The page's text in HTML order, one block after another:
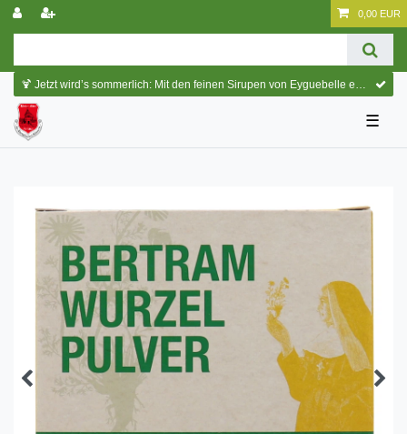
0,00 EUR
🍹 Jetzt wird’s sommerlich: Mit den feinen Sirupen von Eyguebelle entstehen erfrischende Cocktails und köstliche Sommerdrinks.
☰